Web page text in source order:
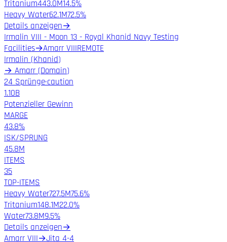
Tritanium443.0M14.5%
Heavy Water62.1M72.5%
Details anzeigen→
Irmalin VIII - Moon 13 - Royal Khanid Navy Testing
Facilities→Amarr VIIIREMOTE
Irmalin (Khanid)
→ Amarr (Domain)
24 Sprünge·caution
1.10B
Potenzieller Gewinn
MARGE
43.8%
ISK/SPRUNG
45.8M
ITEMS
35
TOP-ITEMS
Heavy Water727.5M75.6%
Tritanium148.1M22.0%
Water73.8M9.5%
Details anzeigen→
Amarr VIII→Jita 4-4